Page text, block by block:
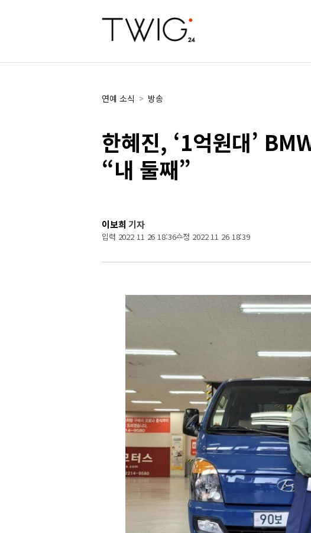
연예 소식 > 방송
한혜진, ‘1억원대’
“내 둘째”
이보희 기자
입력 2022 11 26 18:36수정 2022 11 26 18:39